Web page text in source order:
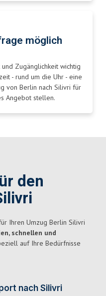
möglich
Zugänglichkeit wichtig
- rund um die Uhr - eine
von Berlin nach Silivri für
Angebot stellen.
den
Ihren Umzug Berlin Silivri
schnellen und
auf Ihre Bedürfnisse
nach Silivri